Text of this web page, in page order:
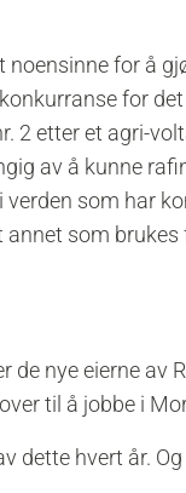
for å
for
2 etter et agri-
av å kunne
verden som har
annet som
de nye eierne av
til å jobbe i
dette hvert år.